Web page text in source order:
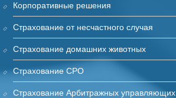
Корпоративные решения
Страхование от несчастного случая
Страхование домашних животных
Страхование СРО
Страхование Арбитражных управляющих